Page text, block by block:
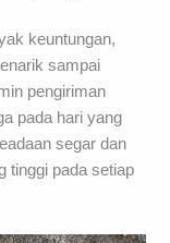
keuntungan,
sampai
pengiriman
pada hari yang
segar dan
tinggi pada setiap